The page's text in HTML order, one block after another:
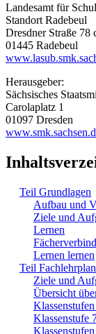
Landesamt für
Standort Radebeul
Dresdner Straße 78
01445 Radebeul
Herausgeber:
Sächsisches
Carolaplatz 1
01097 Dresden
Teil Grundlagen
Aufbau und
Ziele und
Lernen
Lernen lernen
Teil
Ziele und
Übersicht
Klassenstufe